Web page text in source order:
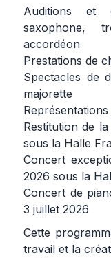
Auditions et
saxophone,
accordéon
Prestations de
Spectacles de
majorette
Restitution de
sous la Halle
Concert
2026 sous la
Concert de
3 juillet 2026
Cette
travail et la